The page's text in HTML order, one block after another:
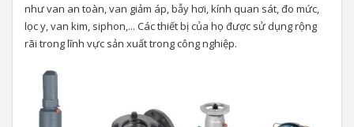
như van an toàn, van giảm áp, bẫy hơi, kính quan sát, đo mức,
lọc y, van kim, siphon,... Các thiết bị của họ được sử dụng rộng
rãi trong lĩnh vực sản xuất trong công nghiệp.